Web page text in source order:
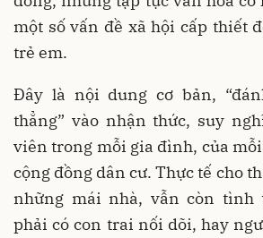
một số vấn đề xã hội cấp thiết
trẻ em.
Đây là nội dung cơ bản,
thẳng” vào nhận thức, suy
viên trong mỗi gia đình, của
cộng đồng dân cư. Thực tế cho
những mái nhà, vẫn còn tình
phải có con trai nối dõi, hay